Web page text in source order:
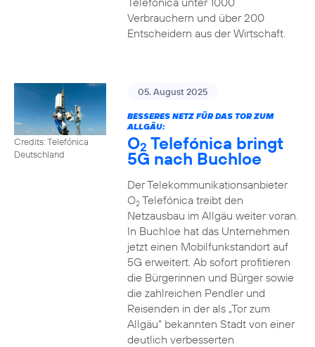
Verbrauchern und über 200
Entscheidern aus der Wirtschaft.
Credits: Telefónica
Deutschland
05. August 2025
BESSERES NETZ FÜR DAS TOR ZUM
ALLGÄU:
O2 Telefónica bringt
5G nach Buchloe
Der Telekommunikationsanbieter
O2Telefónica treibt den
Netzausbau im Allgäu weiter voran.
In Buchloe hat das Unternehmen
jetzt einen Mobilfunkstandort auf
5G erweitert. Ab sofort profitieren
die Bürgerinnen und Bürger sowie
die zahlreichen Pendler und
Reisenden in der als „Tor zum
Allgäu“ bekannten Stadt von einer
deutlich verbesserten